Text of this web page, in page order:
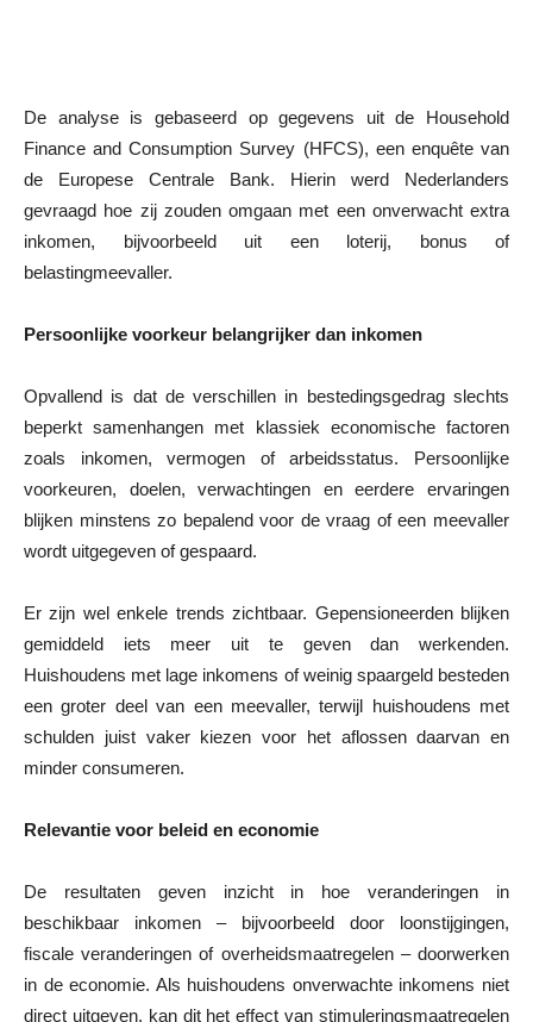
De analyse is gebaseerd op gegevens uit de Household
Finance and Consumption Survey (HFCS), een enquête van
de Europese Centrale Bank. Hierin werd Nederlanders
gevraagd hoe zij zouden omgaan met een onverwacht extra
inkomen, bijvoorbeeld uit een loterij, bonus of
belastingmeevaller.
Persoonlijke voorkeur belangrijker dan inkomen
Opvallend is dat de verschillen in bestedingsgedrag slechts
beperkt samenhangen met klassiek economische factoren
zoals inkomen, vermogen of arbeidsstatus. Persoonlijke
voorkeuren, doelen, verwachtingen en eerdere ervaringen
blijken minstens zo bepalend voor de vraag of een meevaller
wordt uitgegeven of gespaard.
Er zijn wel enkele trends zichtbaar. Gepensioneerden blijken
gemiddeld iets meer uit te geven dan werkenden.
Huishoudens met lage inkomens of weinig spaargeld besteden
een groter deel van een meevaller, terwijl huishoudens met
schulden juist vaker kiezen voor het aflossen daarvan en
minder consumeren.
Relevantie voor beleid en economie
De resultaten geven inzicht in hoe veranderingen in
beschikbaar inkomen – bijvoorbeeld door loonstijgingen,
fiscale veranderingen of overheidsmaatregelen – doorwerken
in de economie. Als huishoudens onverwachte inkomens niet
direct uitgeven, kan dit het effect van stimuleringsmaatregelen